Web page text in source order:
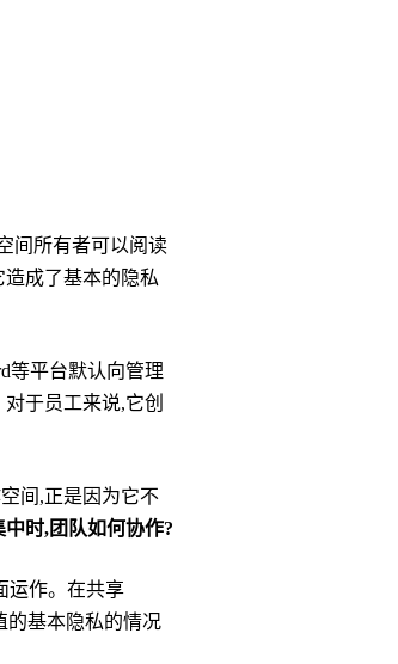
间所有者可以阅读
成了基本的隐私
等平台默认向管理
于员工来说,它创
间,正是因为它不
中时,团队如何协作?
运作。在共享
的基本隐私的情况